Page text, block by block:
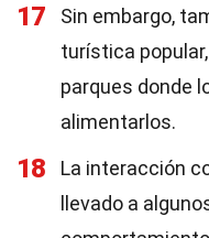
17
Sin embargo,
turística
parques donde
alimentarlos.
18
La interacción
llevado a